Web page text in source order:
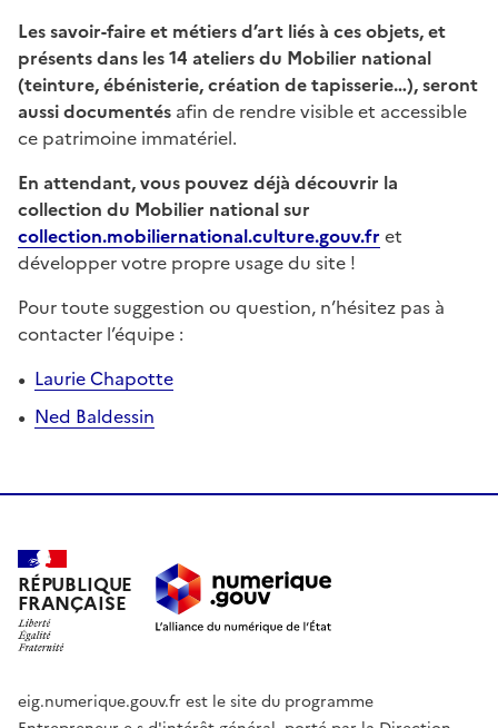
Les savoir-faire et métiers d’art liés à ces objets, et
présents dans les 14 ateliers du Mobilier national
(teinture, ébénisterie, création de tapisserie…), seront
aussi documentés afin de rendre visible et accessible
ce patrimoine immatériel.
En attendant, vous pouvez déjà découvrir la
collection du Mobilier national sur
collection.mobiliernational.culture.gouv.fr et
développer votre propre usage du site !
Pour toute suggestion ou question, n’hésitez pas à
contacter l’équipe :
Laurie Chapotte
Ned Baldessin
RÉPUBLIQUE
FRANÇAISE
eig.numerique.gouv.fr est le site du programme